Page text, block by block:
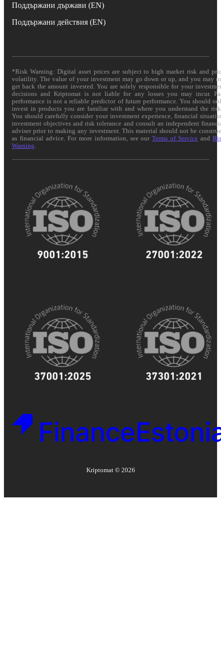
Поддържани държави (EN)
Поддържани действия (EN)
*Risk Warning: Digital asset prices are subject to high market risk and
volatility. The value of your investment may go down or up, and you may
get back the amount invested. You are solely responsible for your
decisions and Kriptomat is not liable for any losses you may incur.
performance is not a reliable predictor of future performance. You should
invest in products you are familiar with and where you understand the
You should carefully consider your investment experience, financial
investment objectives and risk tolerance and consult an independent
adviser prior to making any investment. This material should not be
as financial advice. For more information, see ourTerms of Service and
Warning
Kriptomat © 2026